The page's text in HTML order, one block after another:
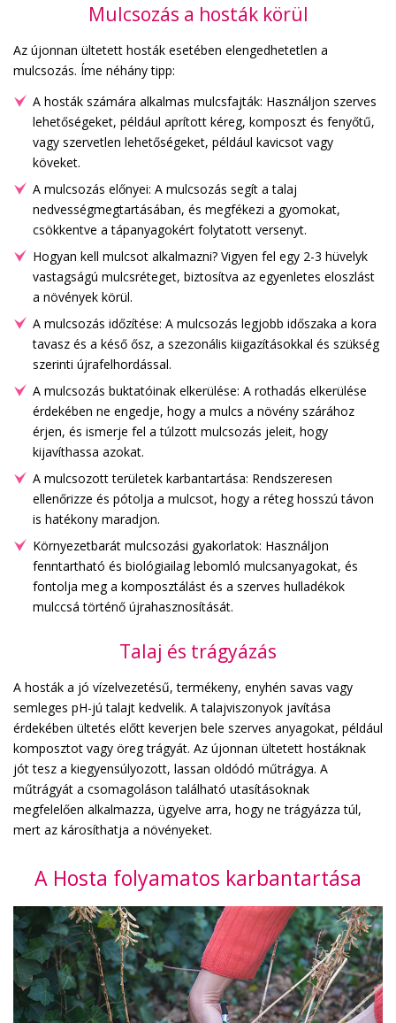
Mulcsozás a hosták körül
Az újonnan ültetett hosták esetében elengedhetetlen a
mulcsozás. Íme néhány tipp:
A hosták számára alkalmas mulcsfajták: Használjon szerves
lehetőségeket, például aprított kéreg, komposzt és fenyőtű,
vagy szervetlen lehetőségeket, például kavicsot vagy
köveket.
A mulcsozás előnyei: A mulcsozás segít a talaj
nedvességmegtartásában, és megfékezi a gyomokat,
csökkentve a tápanyagokért folytatott versenyt.
Hogyan kell mulcsot alkalmazni? Vigyen fel egy 2-3 hüvelyk
vastagságú mulcsréteget, biztosítva az egyenletes eloszlást
a növények körül.
A mulcsozás időzítése: A mulcsozás legjobb időszaka a kora
tavasz és a késő ősz, a szezonális kiigazításokkal és szükség
szerinti újrafelhordással.
A mulcsozás buktatóinak elkerülése: A rothadás elkerülése
érdekében ne engedje, hogy a mulcs a növény szárához
érjen, és ismerje fel a túlzott mulcsozás jeleit, hogy
kijavíthassa azokat.
A mulcsozott területek karbantartása: Rendszeresen
ellenőrizze és pótolja a mulcsot, hogy a réteg hosszú távon
is hatékony maradjon.
Környezetbarát mulcsozási gyakorlatok: Használjon
fenntartható és biológiailag lebomló mulcsanyagokat, és
fontolja meg a komposztálást és a szerves hulladékok
mulccsá történő újrahasznosítását.
Talaj és trágyázás
A hosták a jó vízelvezetésű, termékeny, enyhén savas vagy
semleges pH-jú talajt kedvelik. A talajviszonyok javítása
érdekében ültetés előtt keverjen bele szerves anyagokat, például
komposztot vagy öreg trágyát. Az újonnan ültetett hostáknak
jót tesz a kiegyensúlyozott, lassan oldódó műtrágya. A
műtrágyát a csomagoláson található utasításoknak
megfelelően alkalmazza, ügyelve arra, hogy ne trágyázza túl,
mert az károsíthatja a növényeket.
A Hosta folyamatos karbantartása